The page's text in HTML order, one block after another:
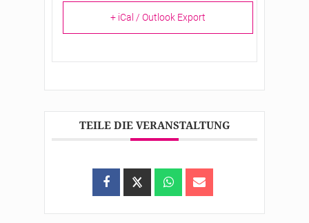
+ iCal / Outlook Export
TEILE DIE VERANSTALTUNG